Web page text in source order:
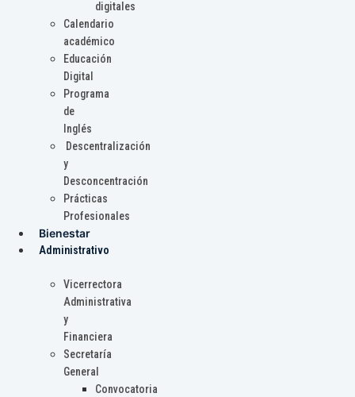
digitales
Calendario
académico
Educación
Digital
Programa
de
Inglés
Descentralización
y
Desconcentración
Prácticas
Profesionales
Bienestar
Administrativo
Vicerrectora
Administrativa
y
Financiera
Secretaría
General
Convocatoria